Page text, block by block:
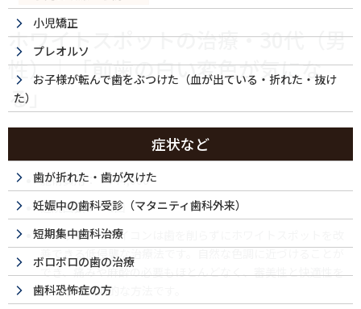
ホワイトスポットの治療・30代（男
性）｜「前歯の白い変色が気にな
る」
治療内容： アイコン治療
施術費用： ¥44,000
通院回数： 1回
メリット： アイコンは歯を削らずにホワイトスポットを改
善できる低侵襲な治療法です。自然な色調に近づけることが
でき、痛みや麻酔の必要もほとんどなく、審美性と快適性を
両立した画期的な方法です。
小児矯正
プレオルソ
お子様が転んで歯をぶつけた（血が出ている・折れた・抜け
た）
症状など
歯が折れた・歯が欠けた
妊娠中の歯科受診（マタニティ歯科外来）
短期集中歯科治療
ボロボロの歯の治療
歯科恐怖症の方